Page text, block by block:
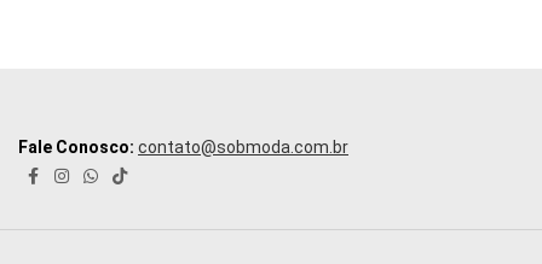
Fale Conosco: contato@sobmoda.com.br